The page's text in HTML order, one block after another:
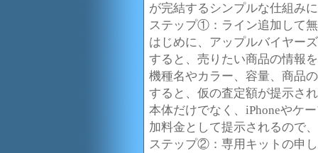
が完結するシンプルな仕組み
ステップ①：ライン追加して
はじめに、アップルバイヤー
すると、売りたい商品の情報
機種名やカラー、容量、商品
すると、仮の査定額が提示さ
本体だけでなく、iPhoneやケ
加料金として提示されるので
ステップ②：専用キットの申